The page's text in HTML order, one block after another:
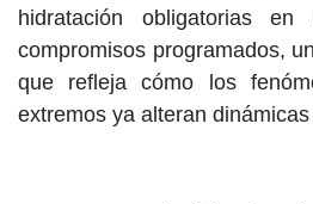
hidratación obligatorias
compromisos programados,
que refleja cómo los
extremos ya alteran